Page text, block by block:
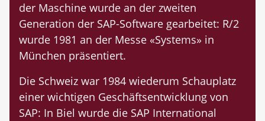
der Maschine wurde an der zweiten
Generation der SAP-Software gearbeitet: R/2
wurde 1981 an der Messe «Systems» in
München präsentiert.
Die Schweiz war 1984 wiederum Schauplatz
einer wichtigen Geschäftsentwicklung von
SAP: In Biel wurde die SAP International